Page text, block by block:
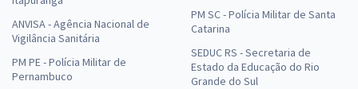
ANVISA - Agência Nacional de
Vigilância Sanitária
PM PE - Polícia Militar de
Pernambuco
PM SC - Polícia Militar de Santa
Catarina
SEDUC RS - Secretaria de
Estado da Educação do Rio
Grande do Sul